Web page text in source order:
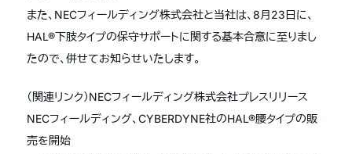
また、NECフィールディング株式会社と当社は、8月23日に、
HAL®下肢タイプの保守サポートに関する基本合意に至りまし
たので、併せてお知らせいたします。
（関連リンク）NECフィールディング株式会社プレスリリース
NECフィールディング、CYBERDYNE社のHAL®腰タイプの販
売を開始